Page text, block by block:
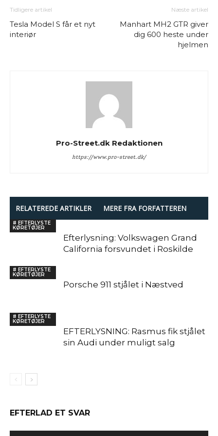
Tidligere artikel
Tesla Model S får et nyt
interiør
Næste artikel
Manhart MH2 GTR giver
dig 600 heste under
hjelmen
Pro-Street.dk Redaktionen
https://www.pro-street.dk/
RELATEREDE ARTIKLER MERE FRA FORFATTEREN
# EFTERLYSTE
KØRETØJER
Efterlysning: Volkswagen Grand
California forsvundet i Roskilde
# EFTERLYSTE
KØRETØJER
Porsche 911 stjålet i Næstved
# EFTERLYSTE
KØRETØJER
EFTERLYSNING: Rasmus fik stjålet
sin Audi under muligt salg
EFTERLAD ET SVAR